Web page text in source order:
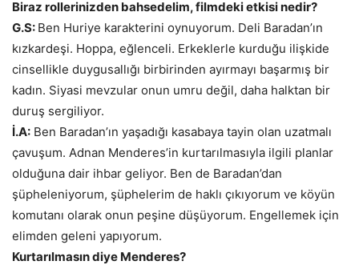
Biraz rollerinizden bahsedelim, filmdeki etkisi nedir?
G.S: Ben Huriye karakterini oynuyorum. Deli Baradan’ın
kızkardeşi. Hoppa, eğlenceli. Erkeklerle kurduğu ilişkide
cinsellikle duygusallığı birbirinden ayırmayı başarmış bir
kadın. Siyasi mevzular onun umru değil, daha halktan bir
duruş sergiliyor.
İ.A: Ben Baradan’ın yaşadığı kasabaya tayin olan uzatmalı
çavuşum. Adnan Menderes’in kurtarılmasıyla ilgili planlar
olduğuna dair ihbar geliyor. Ben de Baradan’dan
şüpheleniyorum, şüphelerim de haklı çıkıyorum ve köyün
komutanı olarak onun peşine düşüyorum. Engellemek için
elimden geleni yapıyorum.
Kurtarılmasın diye Menderes?